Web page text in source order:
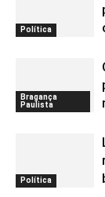
Política
Bragança
Paulista
Política